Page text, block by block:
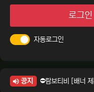
로그인
자동로그인
공지